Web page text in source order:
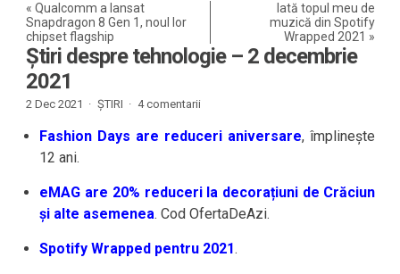
«Qualcomm a lansat
Snapdragon 8 Gen 1, noul lor
chipset flagship
Iată topul meu de
muzică din Spotify
Wrapped 2021 »
Știri despre tehnologie – 2 decembrie
2021
2 Dec 2021 · ȘTIRI · 4 comentarii
Fashion Days are reduceri aniversare, împlinește
12 ani.
eMAG are 20% reduceri la decorațiuni de Crăciun
și alte asemenea. Cod OfertaDeAzi.
Spotify Wrapped pentru 2021.